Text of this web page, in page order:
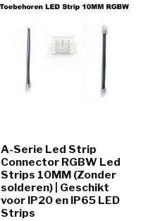
A-Serie Led Strip
Connector RGBW Led
Strips 10MM (Zonder
solderen) | Geschikt
voor IP20 en IP65 LED
Strips